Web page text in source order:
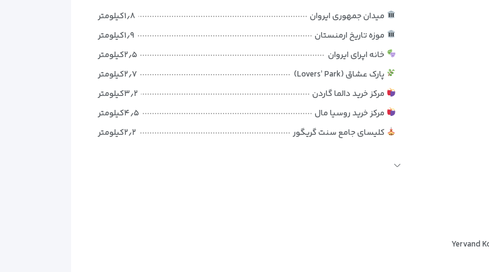
اصلی مسافران را به‌خوبی پوشش می‌دهد.
مناسب استفاده می‌کند تا فضای اتاق دلباز و آرام به‌نظر برسد. چیدمان منظم تخت‌ها، میز و کمد باعث می‌شود
و به‌دنبال اقامتی تمیز، آرام و مقرون‌به‌صرفه در ایروان هستند. این طراحی ساده و کاربردی، مدیریت هزینه
میدان جمهوری ایروان
۱٫۸کیلومتر
موزه تاریخ ارمنستان
۱٫۹کیلومتر
خانه اپرای ایروان
۲٫۵کیلومتر
پارک عشاق (Lovers’ Park)
۲٫۷کیلومتر
مرکز خرید دالما گاردن
۳٫۲کیلومتر
مرکز خرید روسیا مال
۴٫۵کیلومتر
کلیسای جامع سنت گریگور
۲٫۲کیلومتر
Yervand